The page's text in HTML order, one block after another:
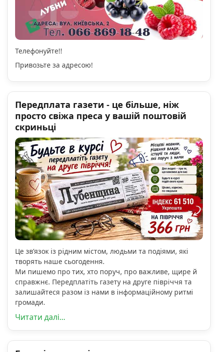
Телефонуйте!!
Привозьте за адресою!
Передплата газети - це більше, ніж
просто свіжа преса у вашій поштовій
скриньці
Це зв’язок із рідним містом, людьми та подіями, які
творять наше сьогодення.
Ми пишемо про тих, хто поруч, про важливе, щире й
справжнє. Передплатіть газету на друге півріччя та
залишайтеся разом із нами в інформаційному ритмі
громади.
Читати далі...